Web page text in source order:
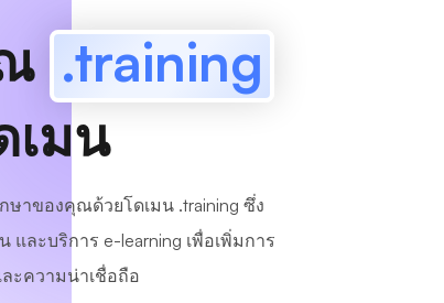
.training
เมน
าของคุณด้วยโดเมน .training ซึ่ง
และบริการ e-learning เพื่อเพิ่มการ
ะความน่าเชื่อถือ